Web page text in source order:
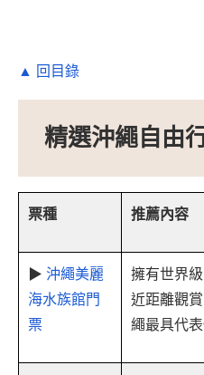
▲ 回目錄
精選沖繩自由
票種 推薦內容
▶ 沖繩美麗
海水族館門
票
擁有世界
近距離觀
繩最具代